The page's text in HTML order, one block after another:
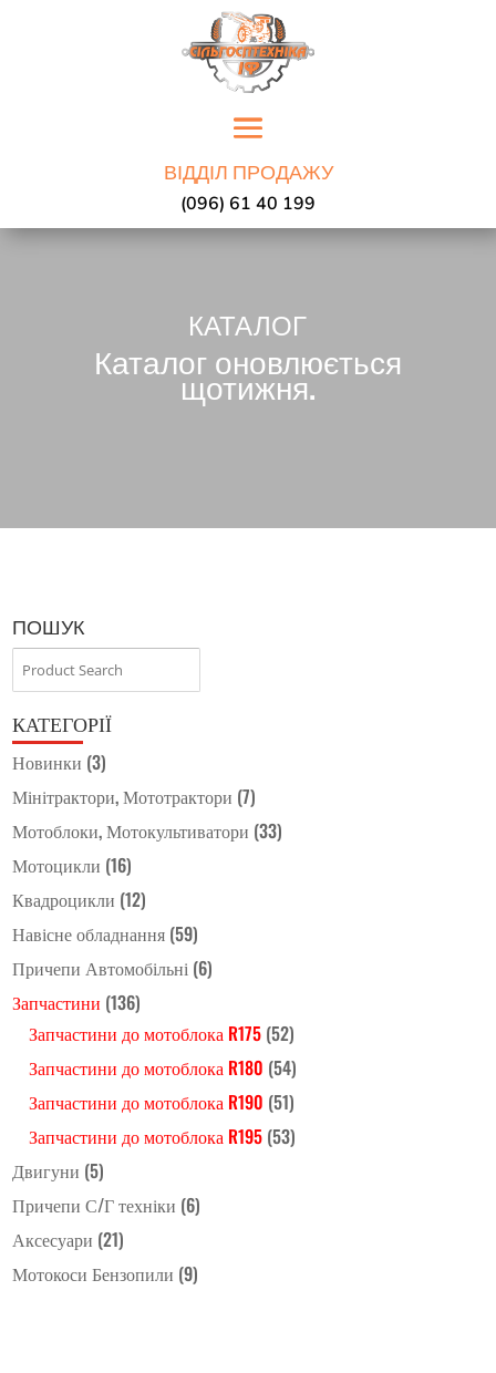
ВІДДІЛ ПРОДАЖУ
(096) 61 40 199
КАТАЛОГ
Каталог оновлюється
щотижня.
ПОШУК
КАТЕГОРІЇ
Новинки (3)
Мінітрактори, Мототрактори (7)
Мотоблоки, Мотокультиватори (33)
Мотоцикли (16)
Квадроцикли (12)
Навісне обладнання (59)
Причепи Автомобільні (6)
Запчастини (136)
Запчастини до мотоблока R175 (52)
Запчастини до мотоблока R180 (54)
Запчастини до мотоблока R190 (51)
Запчастини до мотоблока R195 (53)
Двигуни (5)
Причепи С/Г техніки (6)
Аксесуари (21)
Мотокоси Бензопили (9)